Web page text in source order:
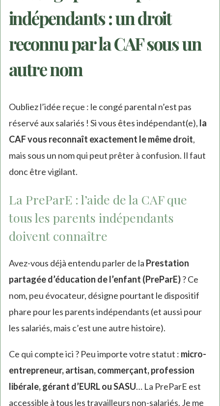
indépendants : un droit
reconnu par la CAF sous un
autre nom
Oubliez l’idée reçue : le congé parental n’est pas
réservé aux salariés ! Si vous êtes indépendant(e), la
CAF vous reconnaît exactement le même droit,
mais sous un nom qui peut prêter à confusion. Il faut
donc être vigilant.
La PreParE : l’aide de la CAF que
tous les parents indépendants
doivent connaître
Avez-vous déjà entendu parler de la Prestation
partagée d’éducation de l’enfant (PreParE)? Ce
nom, peu évocateur, désigne pourtant le dispositif
phare pour les parents indépendants (et aussi pour
les salariés, mais c’est une autre histoire).
Ce qui compte ici ? Peu importe votre statut : micro-
entrepreneur, artisan, commerçant, profession
libérale, gérant d’EURL ou SASU… La PreParE est
accessible à tous les travailleurs non-salariés. Je me